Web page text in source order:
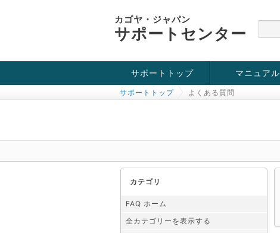
カゴヤ・ジャパン
サポートセンター
サポートトップ
お役立ち情報
チュートリアル
障害・メンテナンス情報
マニュアル
サポートトップ よくある質問
カテゴリ
FAQ ホーム
全カテゴリーを表示する